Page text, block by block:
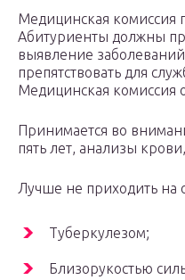
Медицинская комиссия
Абитуриенты должны
выявление
препятствовать для
Медицинская комиссия
Принимается во
пять лет, анализы
Лучше не приходить на
Туберкулезом;
Близорукостью